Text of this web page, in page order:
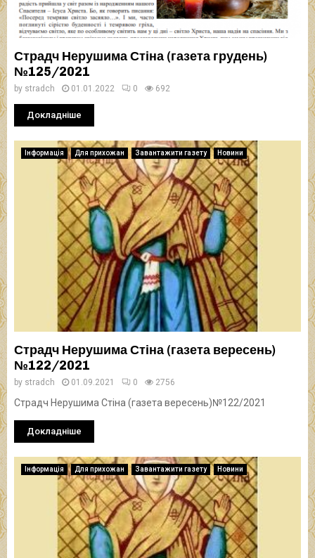
Страдч Нерушима Стіна (газета грудень)
№125/2021
by stradch 01.01.2022 0 692
Докладніше
Інформація Для прихожан Завантажити газету Новини
Страдч Нерушима Стіна (газета вересень)
№122/2021
by stradch 01.09.2021 0 2756
Страдч Нерушима Стіна (газета вересень)№122/2021
Докладніше
Інформація Для прихожан Завантажити газету Новини